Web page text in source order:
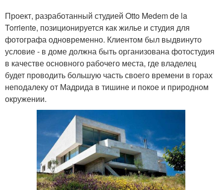
Проект, разработанный студией Otto Medem de la
Torriente, позиционируется как жилье и студия для
фотографа одновременно. Клиентом был выдвинуто
условие - в доме должна быть организована фотостудия
в качестве основного рабочего места, где владелец
будет проводить большую часть своего времени в горах
неподалеку от Мадрида в тишине и покое и природном
окружении.